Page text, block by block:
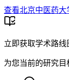
查看北京中医药大
立即获取学术路线
为您当前的研究